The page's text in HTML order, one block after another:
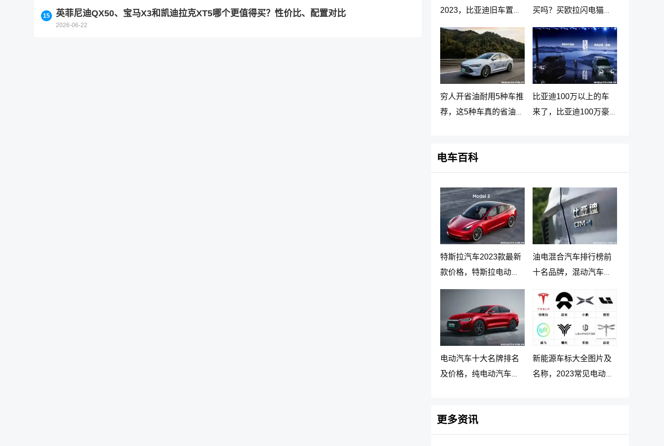
英菲尼迪QX50、宝马X3和凯迪拉克XT5哪个更值得买？性价比、配置对比
2026-06-22
2023，比亚迪旧车置换
新车价格表
买吗？买欧拉闪电猫十
大忠告
穷人开省油耐用5种车推
荐，这5种车真的省油又
比亚迪100万以上的车
来了，比亚迪100万豪
电车百科
特斯拉汽车2023款最新
款价格，特斯拉电动汽
车价格及落地价
油电混合汽车排行榜前
十名品牌，混动汽车十
电动汽车十大名牌排名
及价格，纯电动汽车排
新能源车标大全图片及
名称，2023常见电动汽
更多资讯